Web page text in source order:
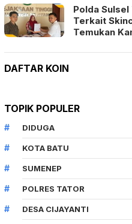
Polda
Terkait
Temukan
DAFTAR KOIN
TOPIK POPULER
DIDUGA
KOTA BATU
SUMENEP
POLRES TATOR
DESA CIJAYANTI